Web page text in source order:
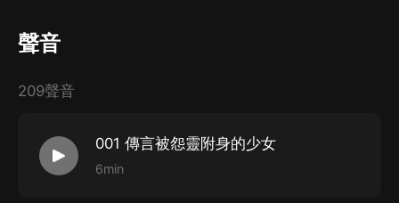
聲音
209聲音
001 傳言被怨靈附身的少女
6min